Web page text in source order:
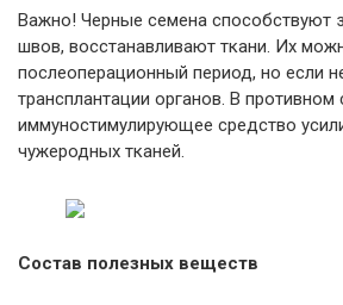
Важно! Черные семена способствуют
швов, восстанавливают ткани. Их
послеоперационный период, но если
трансплантации органов. В противном
иммуностимулирующее средство
чужеродных тканей.
Состав полезных веществ